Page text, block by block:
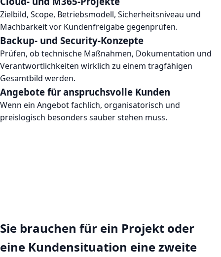
Zielbild, Scope, Betriebsmodell, Sicherheitsniveau und
Machbarkeit vor Kundenfreigabe gegenprüfen.
Backup- und Security-Konzepte
Prüfen, ob technische Maßnahmen, Dokumentation und
Verantwortlichkeiten wirklich zu einem tragfähigen
Gesamtbild werden.
Angebote für anspruchsvolle Kunden
Wenn ein Angebot fachlich, organisatorisch und
preislogisch besonders sauber stehen muss.
Sie brauchen für ein Projekt oder
eine Kundensituation eine zweite